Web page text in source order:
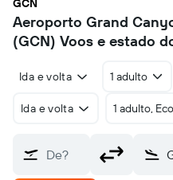
GCN
Aeroporto Grand
(GCN) Voos e estado
Ida e volta 1 adulto
Ida e volta 1 adulto,
De?